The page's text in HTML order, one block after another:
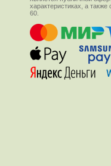
характеристиках, а
60.